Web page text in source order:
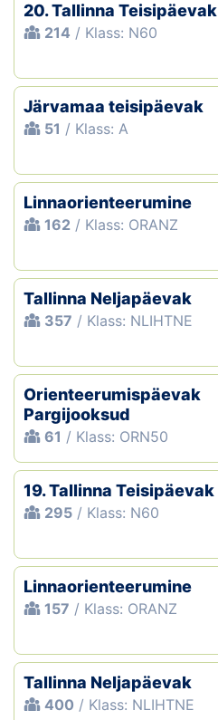
20. Tallinna Teisipäevak
214 / Klass: N60
Järvamaa teisipäevak
51 / Klass: A
Linnaorienteerumine
162 / Klass: ORANZ
Tallinna Neljapäevak
357 / Klass: NLIHTNE
Orienteerumispäevak
Pargijooksud
61 / Klass: ORN50
19. Tallinna Teisipäevak
295 / Klass: N60
Linnaorienteerumine
157 / Klass: ORANZ
Tallinna Neljapäevak
400 / Klass: NLIHTNE